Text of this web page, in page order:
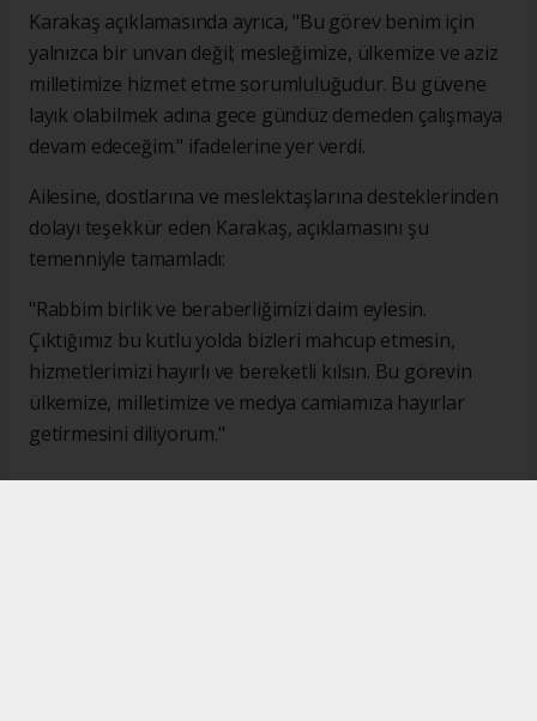
Karakaş açıklamasında ayrıca, "Bu görev benim için
yalnızca bir unvan değil; mesleğimize, ülkemize ve aziz
milletimize hizmet etme sorumluluğudur. Bu güvene
layık olabilmek adına gece gündüz demeden çalışmaya
devam edeceğim." ifadelerine yer verdi.
Ailesine, dostlarına ve meslektaşlarına desteklerinden
dolayı teşekkür eden Karakaş, açıklamasını şu
temenniyle tamamladı:
"Rabbim birlik ve beraberliğimizi daim eylesin.
Çıktığımız bu kutlu yolda bizleri mahcup etmesin,
hizmetlerimizi hayırlı ve bereketli kılsın. Bu görevin
ülkemize, milletimize ve medya camiamıza hayırlar
getirmesini diliyorum."